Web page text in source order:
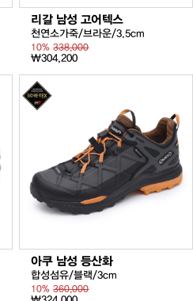
리갈 남성 고어텍스
천연소가죽/브라운/3.5cm
10%338,000
₩304,200
아쿠 남성 등산화
합성섬유/블랙/3cm
10%360,000